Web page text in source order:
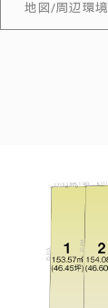
地図/周辺環境